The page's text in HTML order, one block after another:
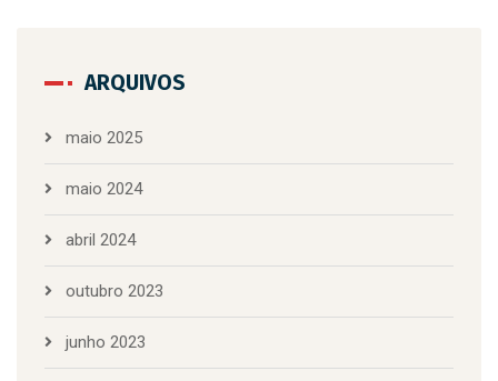
ARQUIVOS
maio 2025
maio 2024
abril 2024
outubro 2023
junho 2023